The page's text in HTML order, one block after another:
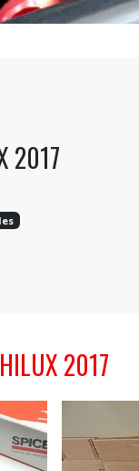
2017
2017